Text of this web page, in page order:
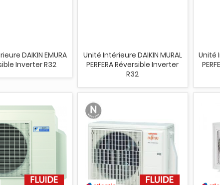
DAIKIN EMURA
Inverter R32
Unité Intérieure DAIKIN MURAL
PERFERA Réversible Inverter
R32
Unité